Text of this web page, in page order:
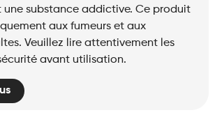
une substance addictive. Ce produit
aux fumeurs et aux
Veuillez lire attentivement les
avant utilisation.